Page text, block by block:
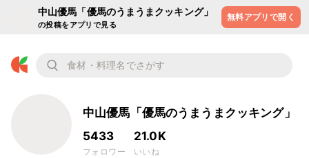
中山優馬「優馬のうまうまクッキング」
の投稿をアプリで見る
無料アプリで開く
中山優馬「優馬のうまうまクッキング」
5433
フォロワー
21.0K
いいね